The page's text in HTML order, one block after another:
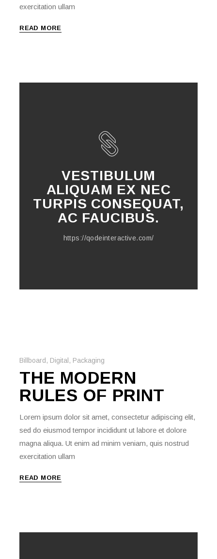
exercitation ullam
READ MORE
VESTIBULUM
ALIQUAM EX NEC
TURPIS CONSEQUAT,
AC FAUCIBUS.
https://qodeinteractive.com/
Billboard , Digital , Packaging
THE MODERN
RULES OF PRINT
Lorem ipsum dolor sit amet, consectetur adipiscing elit,
sed do eiusmod tempor incididunt ut labore et dolore
magna aliqua. Ut enim ad minim veniam, quis nostrud
exercitation ullam
READ MORE